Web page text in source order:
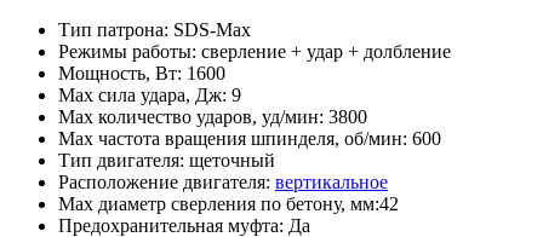
Тип патрона: SDS-Max
Режимы работы: сверление + удар + долбление
Мощность, Вт: 1600
Max сила удара, Дж: 9
Max количество ударов, уд/мин: 3800
Max частота вращения шпинделя, об/мин: 600
Тип двигателя: щеточный
Расположение двигателя: вертикальное
Max диаметр сверления по бетону, мм:42
Предохранительная муфта: Да